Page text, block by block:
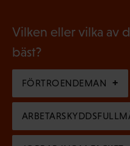
o
s
k
t
g
t
o
r
i
g
a
t
Vilken eller vilka av
bäst?
FÖRTROENDEMAN